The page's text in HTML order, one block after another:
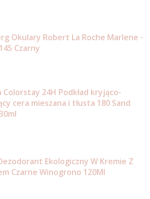
Okulary Robert La Roche Marlene -
Czarny
Colorstay 24H Podkład kryjąco-
cera mieszana i tłusta 180 Sand
Ekologiczny W Kremie Z
Czarne Winogrono 120Ml